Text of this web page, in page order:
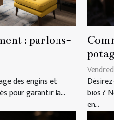
: parlons-
des engins et
pour garantir la...
bios ?
en...